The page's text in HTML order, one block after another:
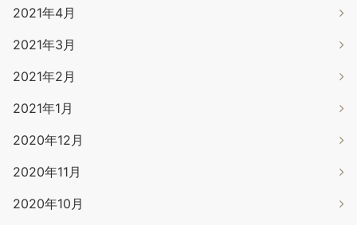
2021年4月
2021年3月
2021年2月
2021年1月
2020年12月
2020年11月
2020年10月